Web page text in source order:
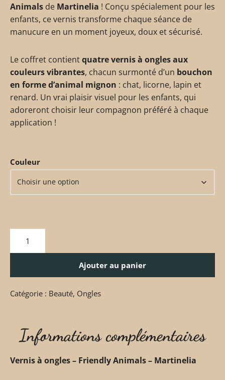
Animals de Martinelia ! Conçu spécialement pour les
enfants, ce vernis transforme chaque séance de
manucure en un moment joyeux, doux et sécurisé.
Le coffret contientquatre vernis à ongles aux
couleurs vibrantes, chacun surmonté d’un bouchon
en forme d’animal mignon : chat, licorne, lapin et
renard. Un vrai plaisir visuel pour les enfants, qui
adoreront choisir leur compagnon préféré à chaque
application !
Couleur
Ajouter au panier
Catégorie : Beauté, Ongles
Informations complémentaires
Vernis à ongles – Friendly Animals – Martinelia